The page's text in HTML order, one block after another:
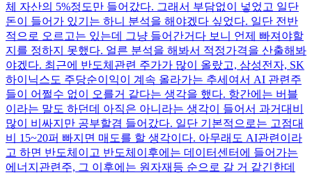
체 자산의 5%정도만 들어갔다. 그래서 부담없이 넣었고 일단
돈이 들어가 있기는 하니 분석을 해야겠다 싶었다. 일단 전반
적으로 오르고는 있는데 그냥 들어간거다 보니 언제 빠져야할
지를 정하지 못했다. 얼른 분석을 해봐서 적정가격을 산출해봐
야겠다. 최근에 반도체관련 주가가 많이 올랐고, 삼성전자, SK
하이닉스도 주당순이익이 계속 올라가는 추세여서 AI 관련주
들이 어쩔수 없이 오를거 같다는 생각을 했다. 항간에는 버블
이라는 말도 하던데 아직은 아니라는 생각이 들어서 과거대비
많이 비싸지만 공부할겸 들어갔다. 일단 기본적으로는 고점대
비 15~20퍼 빠지면 매도를 할 생각이다. 아무래도 AI관련이라
고 하면 반도체이고 반도체이후에는 데이터센터에 들어가는
에너지관련주, 그 이후에는 원자재등 순으로 갈 거 같긴한데